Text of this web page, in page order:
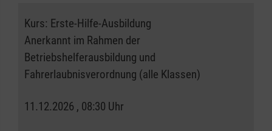
Kurs: Erste-Hilfe-Ausbildung
Anerkannt im Rahmen der
Betriebshelferausbildung und
Fahrerlaubnisverordnung (alle Klassen)
11.12.2026 , 08:30 Uhr